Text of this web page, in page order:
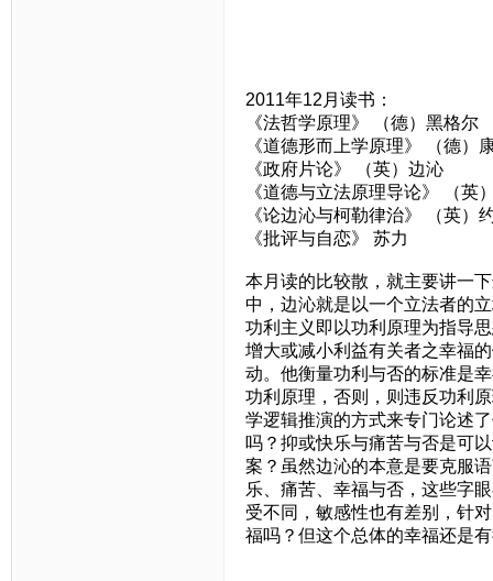
2011年12月读书：
《法哲学原理》 （德）黑格尔
《道德形而上学原理》 （德）
《政府片论》 （英）边沁
《道德与立法原理导论》 （英
《论边沁与柯勒律治》 （英）
《批评与自恋》 苏力
本月读的比较散，就主要讲一
中，边沁就是以一个立法者的
功利主义即以功利原理为指导
增大或减小利益有关者之幸福
动。他衡量功利与否的标准是
功利原理，否则，则违反功利
学逻辑推演的方式来专门论述
吗？抑或快乐与痛苦与否是可
案？虽然边沁的本意是要克服
乐、痛苦、幸福与否，这些字
受不同，敏感性也有差别，针
福吗？但这个总体的幸福还是